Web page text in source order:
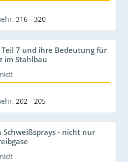
, 316 - 320
7 und ihre Bedeutung für
im Stahlbau
, 202 - 205
- nicht nur